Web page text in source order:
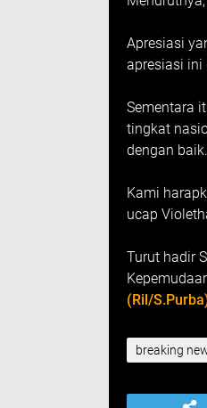
Apresiasi
apresiasi ini
Sementara
tingkat
dengan baik.
Kami
ucap
Turut hadir
(Ril/
breaking